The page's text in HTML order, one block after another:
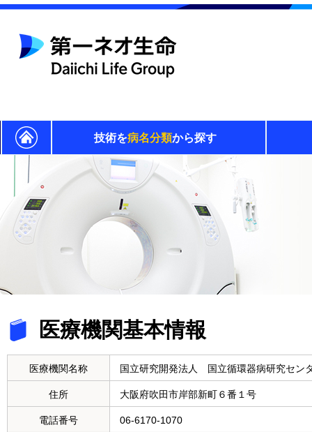
技術を病名分類から探す
医療機関基本情報
医療機関名称 国立研究開発法人 国立循環器病研究セン
住所 大阪府吹田市岸部新町６番１号
電話番号 06-6170-1070